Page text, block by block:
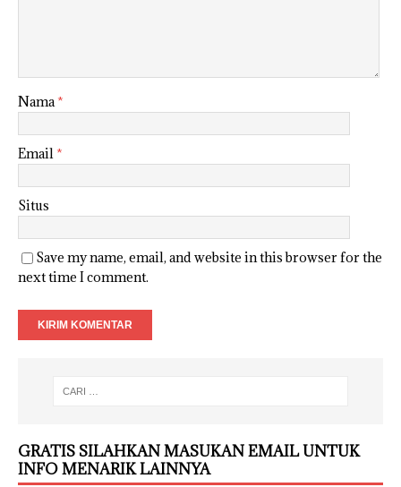
Nama *
Email *
Situs
Save my name, email, and website in this browser for the
next time I comment.
GRATIS SILAHKAN MASUKAN EMAIL UNTUK
INFO MENARIK LAINNYA